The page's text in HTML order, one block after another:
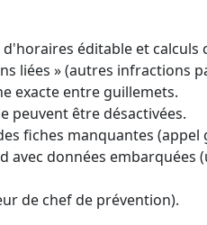
éditable et calculs
liées » (autres infractions
exacte entre guillemets.
peuvent être désactivées.
fiches manquantes (appel
avec données
de chef de prévention).